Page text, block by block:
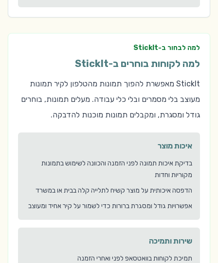
למה לבחור ב-StickIt
למה לקוחות בוחרים ב-StickIt
StickIt מאפשרת להפוך תמונות מהטלפון לקיר תמונות
מעוצב בלי מסמרים ובלי כלי עבודה. מעלים תמונות, בוחרים
גודל ומסגרת, ומקבלים תמונות מוכנות להדבקה.
איכות מוצר
בדיקת איכות תמונה לפני הזמנה והכוונה לשימוש בתמונות
מקוריות וחדות
הדפסה איכותית על מוצר קשיח לתלייה קלה בבית או במשרד
אפשרויות גודל ומסגרת ברורות כדי לשמור על קיר אחיד ומעוצב
שירות ותמיכה
תמיכת לקוחות בוואטסאפ לפני ואחרי הזמנה